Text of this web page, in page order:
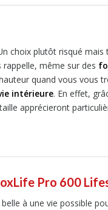
choix plutôt risqué mais
même sur des
quand vous vous
intérieure. En effet,
apprécieront
Pro 600
à une vie possible